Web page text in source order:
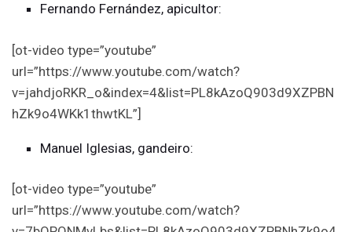
Fernando Fernández, apicultor:
[ot-video type=”youtube”
url=”https://www.youtube.com/watch?
v=jahdjoRKR_o&index=4&list=PL8kAzoQ903d9XZPBN
hZk9o4WKk1thwtKL”]
Manuel Iglesias, gandeiro:
[ot-video type=”youtube”
url=”https://www.youtube.com/watch?